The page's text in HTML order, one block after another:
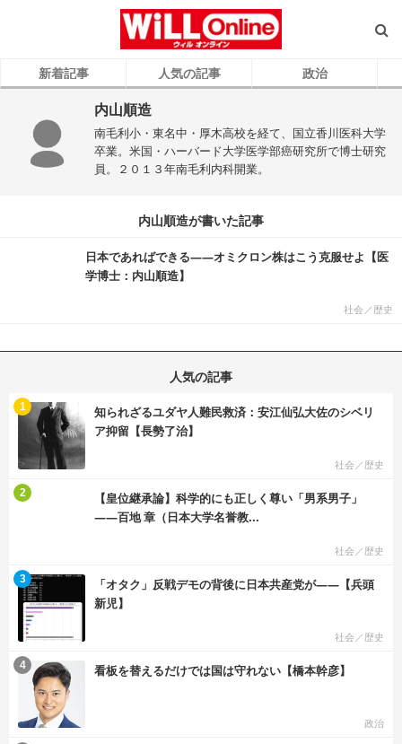
新着記事 人気の記事 政治
内山順造
南毛利小・東名中・厚木高校を経て、国立香川医科大学
卒業。米国・ハーバード大学医学部癌研究所で博士研究
員。２０１３年南毛利内科開業。
内山順造が書いた記事
日本であればできる――オミクロン株はこう克服せよ【医
学博士：内山順造】
社会／歴史
人気の記事
知られざるユダヤ人難民救済：安江仙弘大佐のシベリ
ア抑留【長勢了治】
社会／歴史
1
【皇位継承論】科学的にも正しく尊い「男系男子」
――百地 章（日本大学名誉教...
社会／歴史
2
「オタク」反戦デモの背後に日本共産党が――【兵頭
新児】
社会／歴史
3
看板を替えるだけでは国は守れない【橋本幹彦】
政治
4